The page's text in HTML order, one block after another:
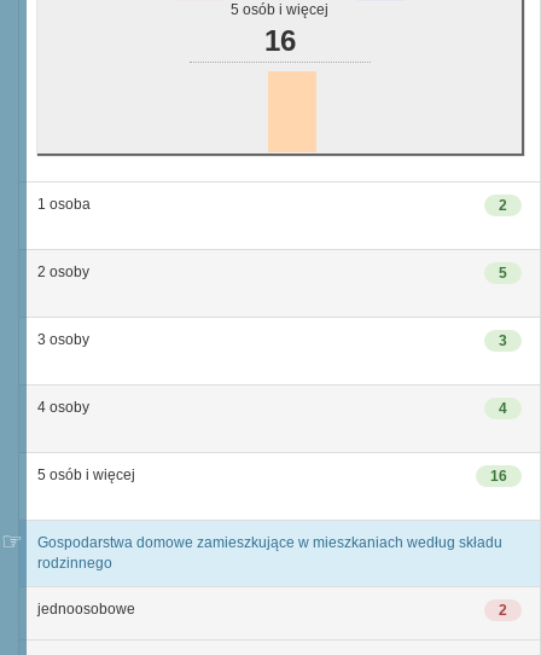
5 osób i więcej
16
2
1 osoba
5
2 osoby
3
3 osoby
4
4 osoby
16
5 osób i więcej
Gospodarstwa domowe zamieszkujące w mieszkaniach według składu
rodzinnego
2
jednoosobowe